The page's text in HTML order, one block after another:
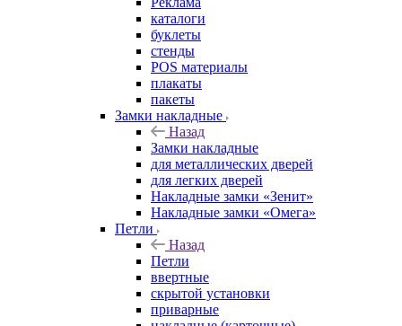
каталоги
буклеты
стенды
POS материалы
плакаты
пакеты
Замки накладные
Назад
Замки накладные
для металлических дверей
для легких дверей
Накладные замки «Зенит»
Накладные замки «Омега»
Петли
Назад
Петли
ввертные
скрытой установки
приварные